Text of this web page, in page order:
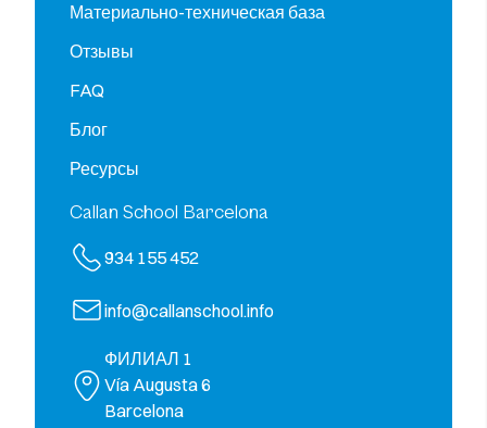
Материально-техническая база
Отзывы
FAQ
Блог
Ресурсы
Callan School Barcelona
934 155 452
info@callanschool.info
ФИЛИАЛ 1
Vía Augusta 6
Barcelona